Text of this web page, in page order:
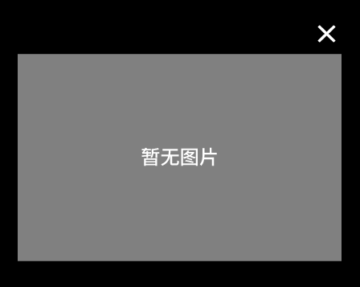
关于M+藏品